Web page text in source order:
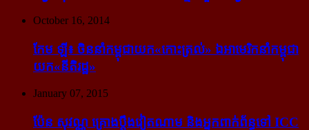
October 16, 2014
កែម ឡី៖ ចិន​នាំ​កម្ពុជា​យក​«កោះ​ត្រល់» ឯ​អាមេរិក​នាំ​កម្ពុជា​
យក​«នីតិរដ្ឋ»
January 07, 2015
ប៉ែន សុវណ្ណ គ្រោង​ប្តឹង​វៀតណាម និង​អ្នក​ពាក់​ព័ន្ធ​ទៅ ICC